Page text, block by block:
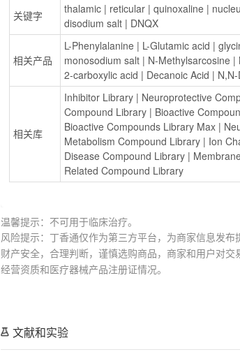
关键字 thalamic | reticular | quinoxaline |
disodium salt | DNQX
相关产品
L-Phenylalanine | L-Glutamic acid |
monosodium salt | N-Methylsarcosine |
2-carboxylic acid | Decanoic Acid |
相关库
Inhibitor Library | Neuroprotective
Compound Library | Bioactive
Bioactive Compounds Library Max |
Metabolism Compound Library | Ion
Disease Compound Library |
Related Compound Library
温馨提示：不可用于临床治疗。
风险提示：丁香通仅作为第三方平台，为商家信息发
财产安全，合理判断，谨慎选购商品，商家和用户对
经营资质和医疗器械产品注册证情况。
文献和实验